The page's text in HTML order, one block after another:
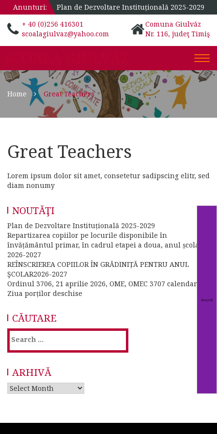
Anunturi:
Plan de Dezvoltare Instituțională 2025-2029
+ 40 (0)256 416301
scoalagiulvaz@yahoo.com
Comuna Giulvăz
Nr. 116, judeţ Timiş
Home Great Teachers
Great Teachers
Lorem ipsum dolor sit amet, consetetur sadipscing elitr, sed
diam nonumy
NOUTĂŢI
Plan de Dezvoltare Instituțională 2025-2029
Repartizarea copiilor pe locurile disponibile în
învățământul primar, în cadrul etapei a doua, anul școlar
2026-2027
REÎNSCRIEREA COPIILOR ÎN GRĂDINIȚĂ PENTRU ANUL
ŞCOLAR2026-2027
Ordinul 3706, 21 aprilie 2026, OME, OMEC 3707 calendar
Ziua porților deschise
CĂUTARE
Search
for:
ARHIVĂ
Arhivă